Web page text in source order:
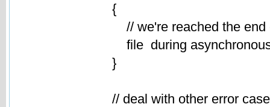
{
// we're reached the end of
file during asynchronous
}
// deal with other error